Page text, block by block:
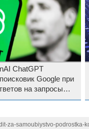
ChatGPT
Google при
на запросы
za-samoubiystvo-